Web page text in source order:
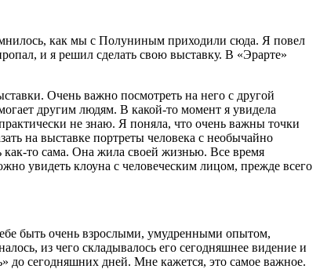
как мы с Полуниным приходили сюда. Я повел
и я решил сделать свою выставку. В «Эрарте»
Очень важно посмотреть на него с другой
другим людям. В какой-то момент я увидела
не знаю. Я поняла, что очень важны точки
на выставке портреты человека с необычайно
как-то сама. Она жила своей жизнью. Все время
увидеть клоуна с человеческим лицом, прежде всего
быть очень взрослыми, умудренными опытом,
из чего складывалось его сегодняшнее видение и
до сегодняшних дней. Мне кажется, это самое важное.